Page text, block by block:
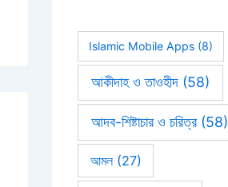
Islamic Mobile Apps(8)
আকীদাহ ও তাওহীদ(58)
আদব-শিষ্টাচার ও চরিত্র(58)
আমল(27)